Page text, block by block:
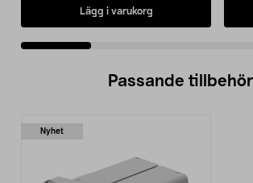
Lägg i varukorg
Passande tillbehör
Nyhet